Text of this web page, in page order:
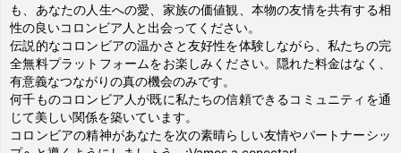
も、あなたの人生への愛、家族の価値観、本物の友情を共有する相
性の良いコロンビア人と出会ってください。
伝説的なコロンビアの温かさと友好性を体験しながら、私たちの完
全無料プラットフォームをお楽しみください。隠れた料金はなく、
有意義なつながりの真の機会のみです。
何千ものコロンビア人が既に私たちの信頼できるコミュニティを通
じて美しい関係を築いています。
コロンビアの精神があなたを次の素晴らしい友情やパートナーシッ